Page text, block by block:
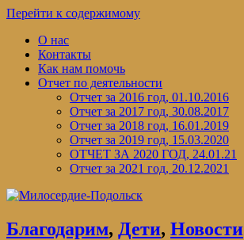
Перейти к содержимому
О нас
Контакты
Как нам помочь
Отчет по деятельности
Отчет за 2016 год, 01.10.2016
Отчет за 2017 год, 30.08.2017
Отчет за 2018 год, 16.01.2019
Отчет за 2019 год, 15.03.2020
ОТЧЕТ ЗА 2020 ГОД, 24.01.21
Отчет за 2021 год, 20.12.2021
Благодарим, Дети, Новости